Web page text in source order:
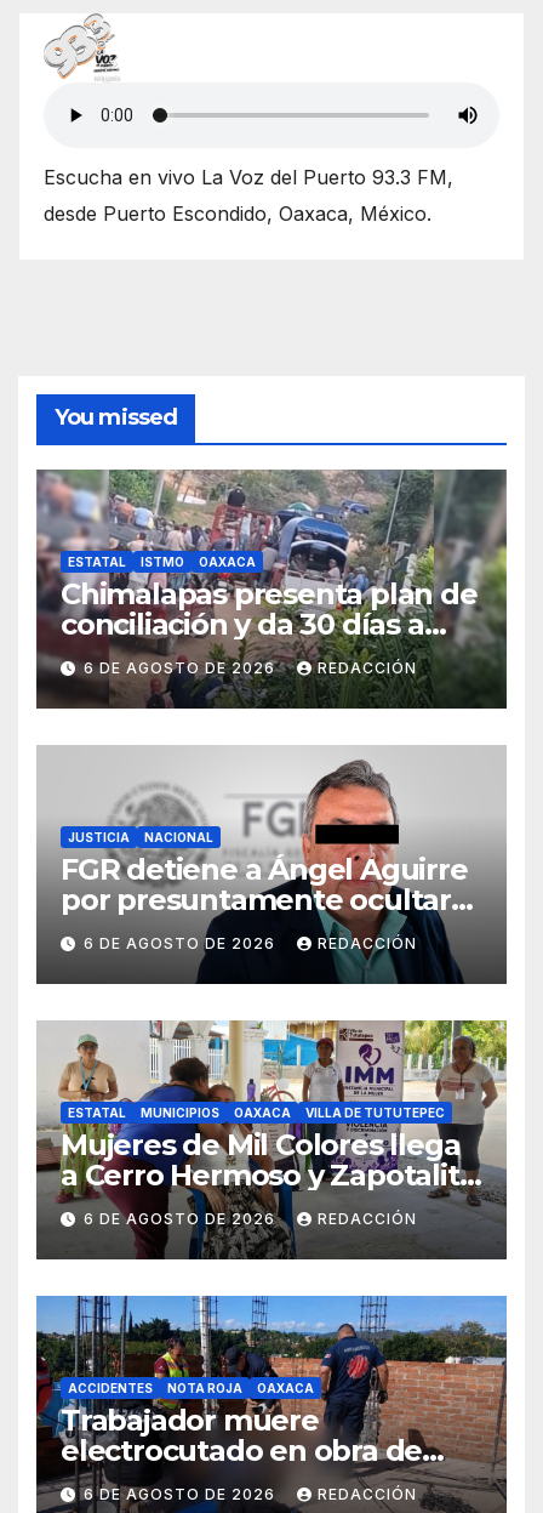
Escucha en vivo La Voz del Puerto 93.3 FM,
desde Puerto Escondido, Oaxaca, México.
You missed
ESTATAL ISTMO OAXACA
Chimalapas presenta plan de
conciliación y da 30 días a
ejidos chiapanecos para
definir situación territorial
6 DE AGOSTO DE 2026 REDACCIÓN
JUSTICIA NACIONAL
FGR detiene a Ángel Aguirre
por presuntamente ocultar
evidencias del caso
Ayotzinapa
6 DE AGOSTO DE 2026 REDACCIÓN
ESTATAL MUNICIPIOS OAXACA VILLA DE TUTUTEPEC
Mujeres de Mil Colores llega
a Cerro Hermoso y Zapotalito
para fortalecer redes de
apoyo y prevenir violencias
6 DE AGOSTO DE 2026 REDACCIÓN
ACCIDENTES NOTA ROJA OAXACA
Trabajador muere
electrocutado en obra de
Soledad Etla; dos jóvenes
6 DE AGOSTO DE 2026 REDACCIÓN